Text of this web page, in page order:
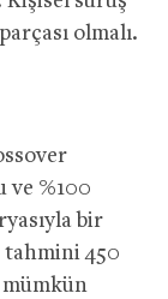
olmalı.
ve %100
bir
tahmini 450